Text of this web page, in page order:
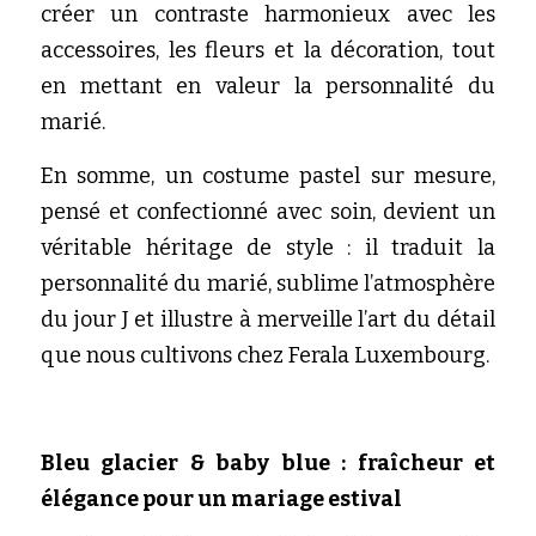
créer un contraste harmonieux avec les
accessoires, les fleurs et la décoration, tout
en mettant en valeur la personnalité du
marié.
En somme, un costume pastel sur mesure,
pensé et confectionné avec soin, devient un
véritable héritage de style : il traduit la
personnalité du marié, sublime l’atmosphère
du jour J et illustre à merveille l’art du détail
que nous cultivons chez Ferala Luxembourg.
Bleu glacier & baby blue : fraîcheur et
élégance pour un mariage estival